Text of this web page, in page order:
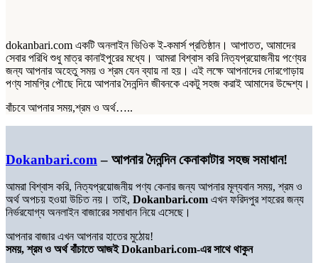
dokanbari.com একটি অনলাইন ভিওিক ই-কমার্স প্রতিষ্ঠান। আপাতত, আমাদের
সেবার পরিধি শুধু মাত্র কানাইপুরের মধ্যে। আমরা বিশ্বাস করি নিত্যপ্রয়োজনীয় পণ্যের
জন্য আপনার অহেতু সময় ও শ্রম যেন ব্যায় না হয়। এই লক্ষে আপনাদের দোরগোড়ায়
পণ্য সামগ্রি পৌছে দিয়ে আপনার দৈনন্দিন জীবনকে একটু সহজ করাই আমাদের উদ্দেশ্য।
বাঁচবে আপনার সময়,শ্রম ও অর্থ…..
Dokanbari.com – আপনার দৈনন্দিন কেনাকাটার সহজ সমাধান!
আমরা বিশ্বাস করি, নিত্যপ্রয়োজনীয় পণ্য কেনার জন্য আপনার মূল্যবান সময়, শ্রম ও
অর্থ অপচয় হওয়া উচিত নয়। তাই, Dokanbari.com এখন ফরিদপুর শহরের জন্য
নির্ভরযোগ্য অনলাইন বাজারের সমাধান নিয়ে এসেছে।
আপনার বাজার এখন আপনার হাতের মুঠোয়!
সময়, শ্রম ও অর্থ বাঁচাতে আজই Dokanbari.com-এর সাথে থাকুন